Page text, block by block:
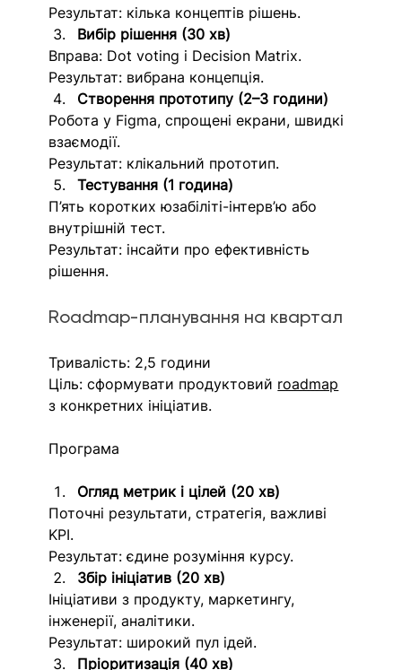
Результат: кілька концептів рішень.
Вибір рішення (30 хв)
Вправа: Dot voting і Decision Matrix.
Результат: вибрана концепція.
Створення прототипу (2–3 години)
Робота у Figma, спрощені екрани, швидкі
взаємодії.
Результат: клікальний прототип.
Тестування (1 година)
П’ять коротких юзабіліті-інтерв’ю або
внутрішній тест.
Результат: інсайти про ефективність
рішення.
Roadmap-планування на квартал
Тривалість: 2,5 години
Ціль: сформувати продуктовий roadmap
з конкретних ініціатив.
Програма
Огляд метрик і цілей (20 хв)
Поточні результати, стратегія, важливі
KPI.
Результат: єдине розуміння курсу.
Збір ініціатив (20 хв)
Ініціативи з продукту, маркетингу,
інженерії, аналітики.
Результат: широкий пул ідей.
Пріоритизація (40 хв)